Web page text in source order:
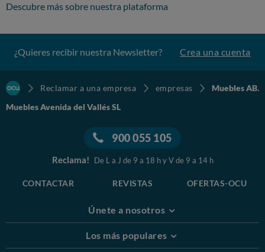
Descubre más sobre nuestra plataforma
¿Quieres recibir nuestra Newsletter? Crea una cuenta
Reclamar a una empresa empresas
Muebles AB.
Muebles Avenida del Vallés SL
900 055 105
Reclama! De L a J de 9 a 18 h y V de 9 a 14 h
CONTACTAR REVISTAS OFERTAS-OCU
Únete a nosotros
Los más populares